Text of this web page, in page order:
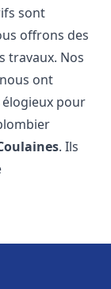
sont
offrons des
travaux. Nos
ont
pour
. Ils